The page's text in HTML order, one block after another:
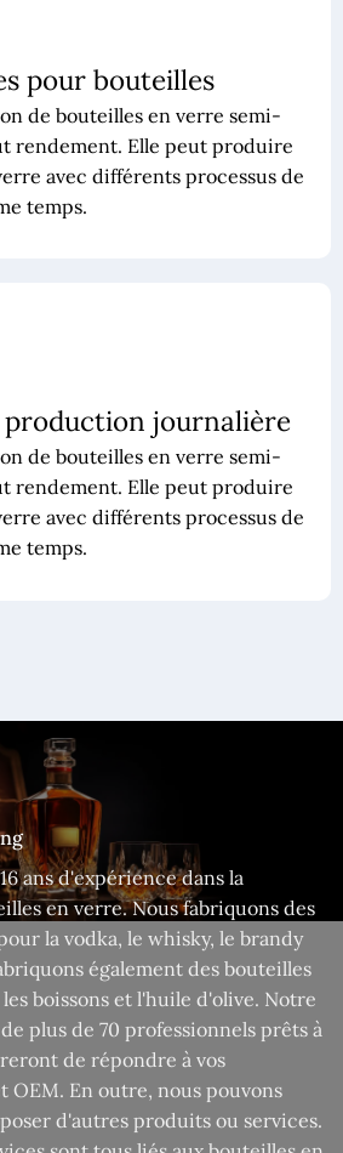
pour bouteilles
de bouteilles en verre semi-
rendement. Elle peut produire
avec différents processus de
temps.
production journalière
de bouteilles en verre semi-
rendement. Elle peut produire
avec différents processus de
temps.
ans d'expérience dans la
en verre. Nous fabriquons des
la vodka, le whisky, le brandy
également des bouteilles
boissons et l'huile d'olive. Notre
plus de 70 professionnels prêts à
de répondre à vos
OEM. En outre, nous pouvons
d'autres produits ou services.